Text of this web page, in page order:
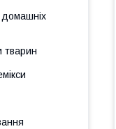
тварин